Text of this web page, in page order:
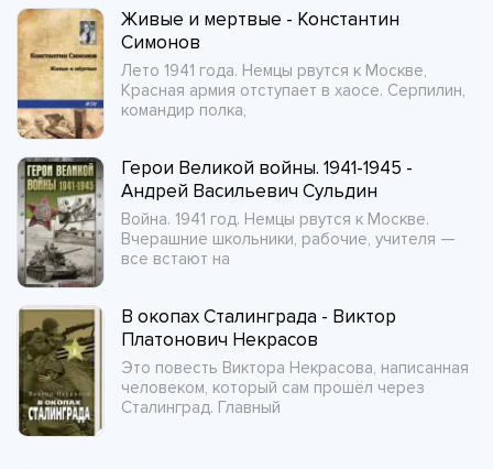
Живые и мертвые - Константин
Симонов
Лето 1941 года. Немцы рвутся к Москве,
Красная армия отступает в хаосе. Серпилин,
командир полка,
Герои Великой войны. 1941-1945 -
Андрей Васильевич Сульдин
Война. 1941 год. Немцы рвутся к Москве.
Вчерашние школьники, рабочие, учителя —
все встают на
В окопах Сталинграда - Виктор
Платонович Некрасов
Это повесть Виктора Некрасова, написанная
человеком, который сам прошёл через
Сталинград. Главный